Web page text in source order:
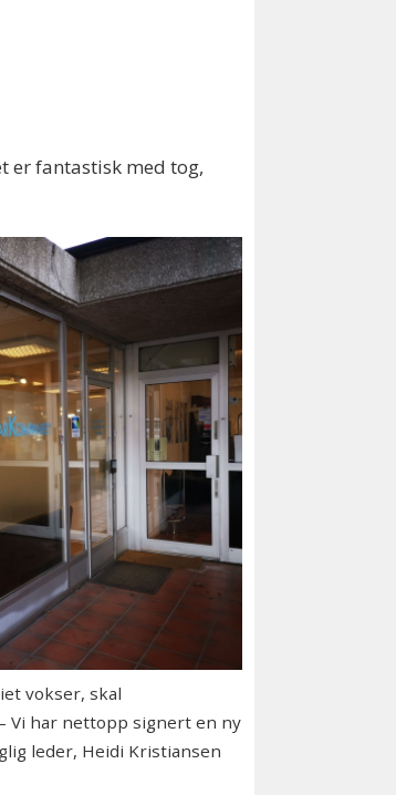
er fantastisk med tog,
vokser, skal
Vi har nettopp signert en ny
leder, Heidi Kristiansen